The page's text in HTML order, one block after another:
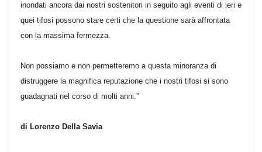
inondati ancora dai nostri sostenitori in seguito agli eventi di ieri e
quei tifosi possono stare certi che la questione sarà affrontata
con la massima fermezza.
Non possiamo e non permetteremo a questa minoranza di
distruggere la magnifica reputazione che i nostri tifosi si sono
guadagnati nel corso di molti anni.”
di Lorenzo Della Savia